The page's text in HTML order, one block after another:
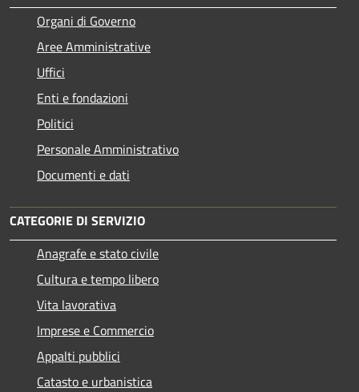
Organi di Governo
Aree Amministrative
Uffici
Enti e fondazioni
Politici
Personale Amministrativo
Documenti e dati
CATEGORIE DI SERVIZIO
Anagrafe e stato civile
Cultura e tempo libero
Vita lavorativa
Imprese e Commercio
Appalti pubblici
Catasto e urbanistica